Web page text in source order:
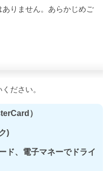
りません。あらかじめご
ださい。
）
)
ド、電子マネーでドライ